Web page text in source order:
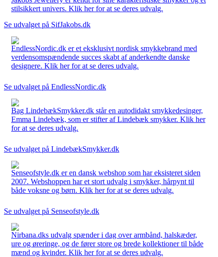
stilsikkert univers. Klik her for at se deres udvalg.
Se udvalget på SifJakobs.dk
EndlessNordic.dk er et eksklusivt nordisk smykkebrand med
verdensomspændende succes skabt af anderkendte danske
designere. Klik her for at se deres udvalg.
Se udvalget på EndlessNordic.dk
Bag LindebækSmykker.dk står en autodidakt smykkedesinger,
Emma Lindebæk, som er stifter af Lindebæk smykker. Klik her
for at se deres udvalg.
Se udvalget på LindebækSmykker.dk
Senseofstyle.dk er en dansk webshop som har eksisteret siden
2007. Webshoppen har et stort udvalg i smykker, hårpynt til
både voksne og børn. Klik her for at se deres udvalg.
Se udvalget på Senseofstyle.dk
Nirbana.dks udvalg spænder i dag over armbånd, halskæder,
ure og øreringe, og de fører store og brede kollektioner til både
mænd og kvinder. Klik her for at se deres udvalg.